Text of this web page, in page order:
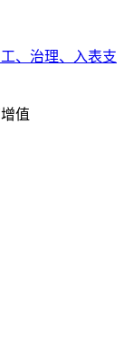
、治理、入表支
值